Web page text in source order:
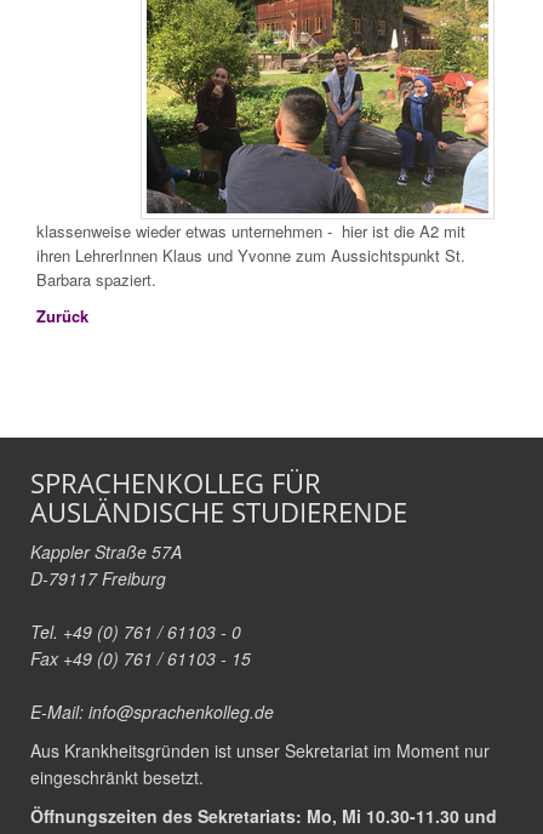
klassenweise wieder etwas unternehmen - hier ist die A2 mit
ihren LehrerInnen Klaus und Yvonne zum Aussichtspunkt St.
Barbara spaziert.
Zurück
SPRACHENKOLLEG FÜR
AUSLÄNDISCHE STUDIERENDE
Kappler Straße 57A
D-79117 Freiburg
Tel. +49 (0) 761 / 61103 - 0
Fax +49 (0) 761 / 61103 - 15
E-Mail: info@sprachenkolleg.de
Aus Krankheitsgründen ist unser Sekretariat im Moment nur
eingeschränkt besetzt.
Öffnungszeiten des Sekretariats: Mo, Mi 10.30-11.30 und